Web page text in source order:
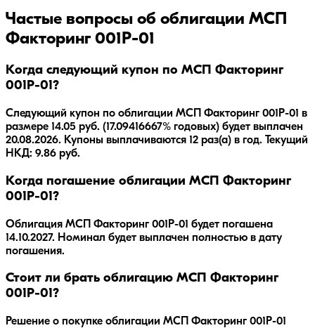
Частые вопросы об облигации МСП
Факторинг 001Р-01
Когда следующий купон по МСП Факторинг
001Р-01?
Следующий купон по облигации МСП Факторинг 001Р-01 в
размере 14.05 руб. (17.09416667% годовых) будет выплачен
20.08.2026. Купоны выплачиваются 12 раз(а) в год. Текущий
НКД: 9.86 руб.
Когда погашение облигации МСП Факторинг
001Р-01?
Облигация МСП Факторинг 001Р-01 будет погашена
14.10.2027. Номинал будет выплачен полностью в дату
погашения.
Стоит ли брать облигацию МСП Факторинг
001Р-01?
Решение о покупке облигации МСП Факторинг 001Р-01